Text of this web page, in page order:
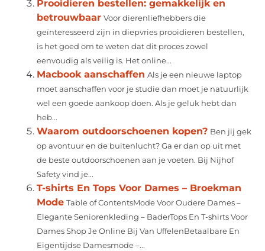
Prooidieren bestellen: gemakkelijk en
betrouwbaar Voor dierenliefhebbers die
geïnteresseerd zijn in diepvries prooidieren bestellen,
is het goed om te weten dat dit proces zowel
eenvoudig als veilig is. Het online...
Macbook aanschaffen Als je een nieuwe laptop
moet aanschaffen voor je studie dan moet je natuurlijk
wel een goede aankoop doen. Als je geluk hebt dan
heb...
Waarom outdoorschoenen kopen? Ben jij gek
op avontuur en de buitenlucht? Ga er dan op uit met
de beste outdoorschoenen aan je voeten. Bij Nijhof
Safety vind je...
T-shirts En Tops Voor Dames – Broekman
Mode Table of ContentsMode Voor Oudere Dames –
Elegante Seniorenkleding – BaderTops En T-shirts Voor
Dames Shop Je Online Bij Van UffelenBetaalbare En
Eigentijdse Damesmode –...